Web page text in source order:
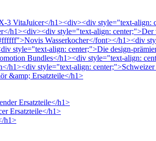
3 VitaJuicer</h1><div><div style="text-
h1><div><div style="text-align:
Wasserkocher</font></h1><div
style="text-align: center;">Die design-
Bundles</h1><div style="text-align:
h1><div style="text-align:
&amp; Ersatzteile</h1>
Ersatzteile</h1>
Ersatzteile</h1>
h1>